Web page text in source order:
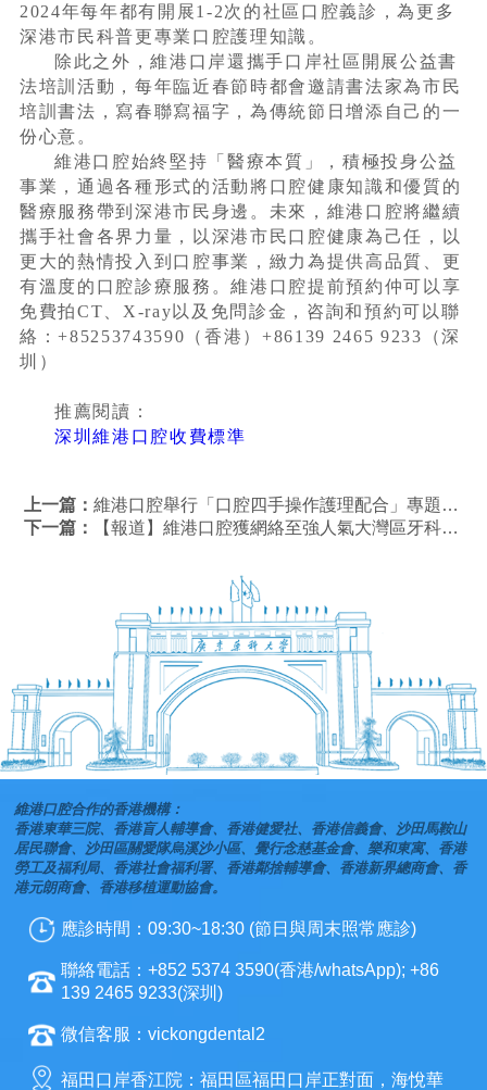
2024年每年都有開展1-2次的社區口腔義診，為更多
深港市民科普更專業口腔護理知識。
除此之外，維港口岸還攜手口岸社區開展公益書
法培訓活動，每年臨近春節時都會邀請書法家為市民
培訓書法，寫春聯寫福字，為傳統節日增添自己的一
份心意。
維港口腔始終堅持「醫療本質」，積極投身公益
事業，通過各種形式的活動將口腔健康知識和優質的
醫療服務帶到深港市民身邊。未來，維港口腔將繼續
攜手社會各界力量，以深港市民口腔健康為己任，以
更大的熱情投入到口腔事業，緻力為提供高品質、更
有溫度的口腔診療服務。維港口腔提前預約仲可以享
免費拍CT、X-ray以及免問診金，咨詢和預約可以聯
絡：+85253743590（香港）+86139 2465 9233（深
圳）
推薦閱讀：
深圳維港口腔收費標準
上一篇：維港口腔舉行「口腔四手操作護理配合」專題培訓，改善並提升市民就醫感受
下一篇：
【報道】維港口腔獲網絡至強人氣大灣區牙科品牌
維港口腔合作的香港機構：
香港東華三院、香港盲人輔導會、香港健愛社、香港信義會、沙田馬鞍山
居民聯會、沙田區關愛隊烏溪沙小區、覺行念慈基金會、樂和東寓、香港
勞工及福利局、香港社會福利署、香港鄰捨輔導會、香港新界總商會、香
港元朗商會、香港移植運動協會。
應診時間：09:30~18:30 (節日與周末照常應診)
聯絡電話：+852 5374 3590(香港/whatsApp); +86
139 2465 9233(深圳)
微信客服：vickongdental2
福田口岸香江院：福田區福田口岸正對面，海悅華